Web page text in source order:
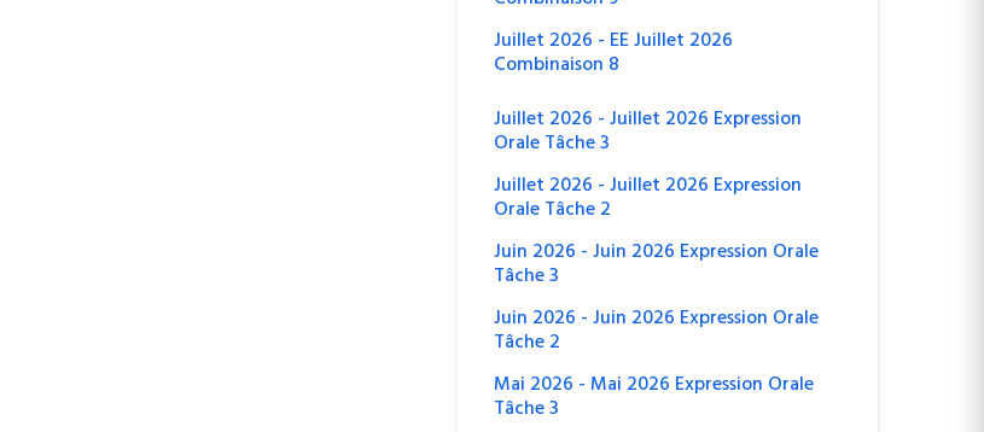
Juillet 2026 - EE Juillet 2026
Combinaison 8
Juillet 2026 - Juillet 2026 Expression
Orale Tâche 3
Juillet 2026 - Juillet 2026 Expression
Orale Tâche 2
Juin 2026 - Juin 2026 Expression Orale
Tâche 3
Juin 2026 - Juin 2026 Expression Orale
Tâche 2
Mai 2026 - Mai 2026 Expression Orale
Tâche 3